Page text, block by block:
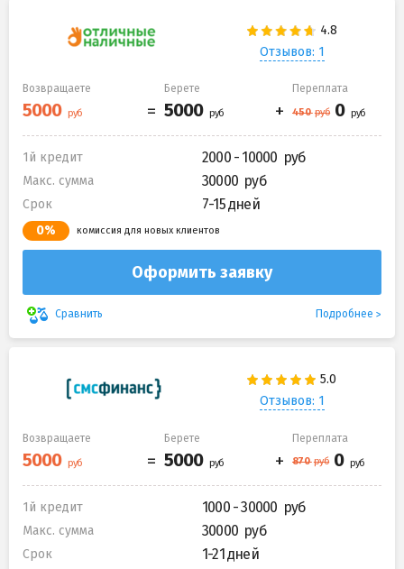
Отзывов: 1
Возвращаете Берете Переплата
1й кредит 2000 - 10000
Макс. сумма 30000
Срок 7-15 дней
0% комиссия для новых клиентов
Оформить заявку
Сравнить Подробнее
Отзывов: 1
Возвращаете Берете Переплата
1й кредит 1000 - 30000
Макс. сумма 30000
Срок 1-21 дней